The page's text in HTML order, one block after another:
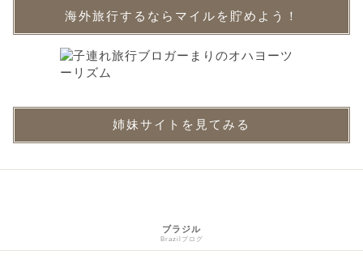
海外旅行するならマイルを貯めよう！
姉妹サイトを見てみる
ブラジル
Brazilブログ